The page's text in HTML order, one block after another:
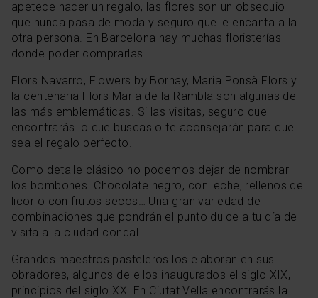
apetece hacer un regalo, las flores son un obsequio
que nunca pasa de moda y seguro que le encanta a la
otra persona. En Barcelona hay muchas floristerías
donde poder comprarlas.
Flors Navarro, Flowers by Bornay, Maria Ponsà Flors y
la centenaria Flors Maria de la Rambla son algunas de
las más emblemáticas. Si las visitas, seguro que
encontrarás lo que buscas o te aconsejarán para que
sea el regalo perfecto.
Como detalle clásico no podemos dejar de nombrar
los bombones. Chocolate negro, con leche, rellenos de
licor o con frutos secos… Una gran variedad de
combinaciones que pondrán el punto dulce a tu día de
visita a la ciudad condal.
Grandes maestros pasteleros los elaboran en sus
obradores, algunos de ellos inaugurados el siglo XIX,
principios del siglo XX. En Ciutat Vella encontrarás la